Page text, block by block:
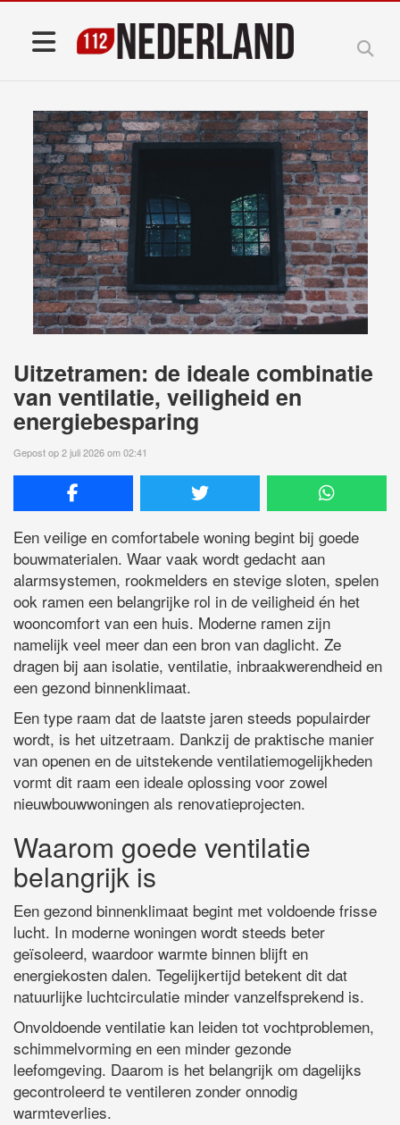
Uitzetramen: de ideale combinatie
van ventilatie, veiligheid en
energiebesparing
Gepost op 2 juli 2026 om 02:41
Een veilige en comfortabele woning begint bij goede
bouwmaterialen. Waar vaak wordt gedacht aan
alarmsystemen, rookmelders en stevige sloten, spelen
ook ramen een belangrijke rol in de veiligheid én het
wooncomfort van een huis. Moderne ramen zijn
namelijk veel meer dan een bron van daglicht. Ze
dragen bij aan isolatie, ventilatie, inbraakwerendheid en
een gezond binnenklimaat.
Een type raam dat de laatste jaren steeds populairder
wordt, is het uitzetraam. Dankzij de praktische manier
van openen en de uitstekende ventilatiemogelijkheden
vormt dit raam een ideale oplossing voor zowel
nieuwbouwwoningen als renovatieprojecten.
Waarom goede ventilatie
belangrijk is
Een gezond binnenklimaat begint met voldoende frisse
lucht. In moderne woningen wordt steeds beter
geïsoleerd, waardoor warmte binnen blijft en
energiekosten dalen. Tegelijkertijd betekent dit dat
natuurlijke luchtcirculatie minder vanzelfsprekend is.
Onvoldoende ventilatie kan leiden tot vochtproblemen,
schimmelvorming en een minder gezonde
leefomgeving. Daarom is het belangrijk om dagelijks
gecontroleerd te ventileren zonder onnodig
warmteverlies.